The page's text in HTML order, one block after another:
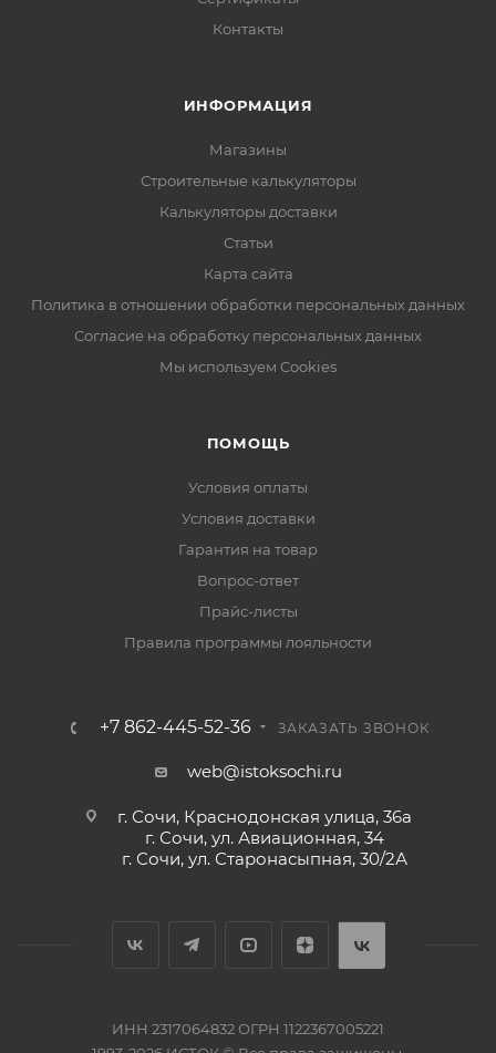
Контакты
ИНФОРМАЦИЯ
Магазины
Строительные калькуляторы
Калькуляторы доставки
Статьи
Карта сайта
Политика в отношении обработки персональных данных
Согласие на обработку персональных данных
Мы используем Cookies
ПОМОЩЬ
Условия оплаты
Условия доставки
Гарантия на товар
Вопрос-ответ
Прайс-листы
Правила программы лояльности
+7 862-445-52-36 ЗАКАЗАТЬ ЗВОНОК
web@istoksochi.ru
г. Сочи, Краснодонская улица, 36а
г. Сочи, ул. Авиационная, 34
г. Сочи, ул. Старонасыпная, 30/2А
ИНН 2317064832 ОГРН 1122367005221